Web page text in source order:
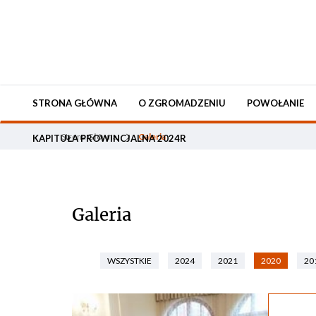
STRONA GŁÓWNA O ZGROMADZENIU POWOŁANIE
KAPITUŁA PROWINCJALNA 2024R
Strona Główna Galeria
Galeria
WSZYSTKIE 2024 2021 2020